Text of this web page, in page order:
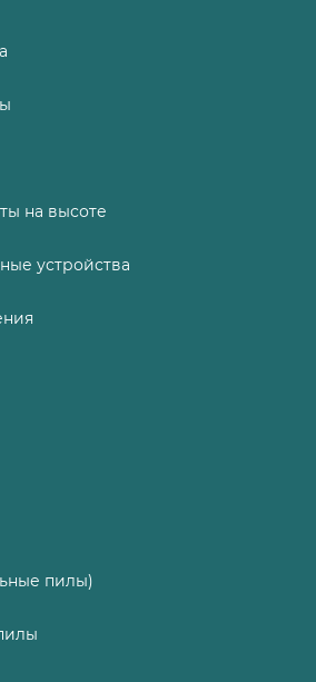
на высоте
устройства
пилы)